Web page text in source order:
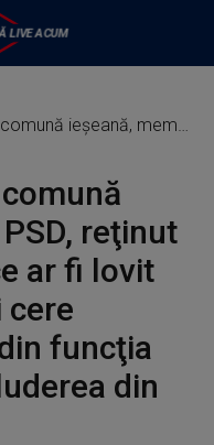
fi lovit doi copii. PNL Iaşi cere demisia acestuia din funcţia de edil, dar şi excluderea din PSD
reţinut
ar fi lovit
cere
funcţia
din